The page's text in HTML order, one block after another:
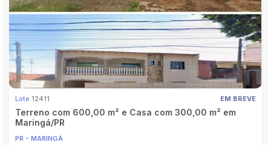
Pesquisar
Lote 12430 EM BREVE
Apartamento em Londrina/PR
PR - LONDRINA